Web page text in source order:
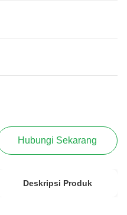
Hubungi Sekarang
Deskripsi Produk